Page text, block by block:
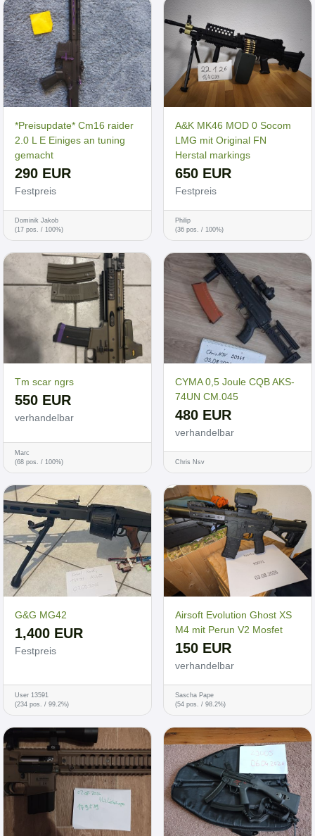
*Preisupdate* Cm16 raider
2.0 L E Einiges an tuning
gemacht
290 EUR
Festpreis
Dominik Jakob
(17 pos. / 100%)
A&K MK46 MOD 0 Socom
LMG mit Original FN
Herstal markings
650 EUR
Festpreis
Philip
(36 pos. / 100%)
Tm scar ngrs
550 EUR
verhandelbar
Marc
(68 pos. / 100%)
CYMA 0,5 Joule CQB AKS-
74UN CM.045
480 EUR
verhandelbar
Chris Nsv
G&G MG42
1,400 EUR
Festpreis
User 13591
(234 pos. / 99.2%)
Airsoft Evolution Ghost XS
M4 mit Perun V2 Mosfet
150 EUR
verhandelbar
Sascha Pape
(54 pos. / 98.2%)